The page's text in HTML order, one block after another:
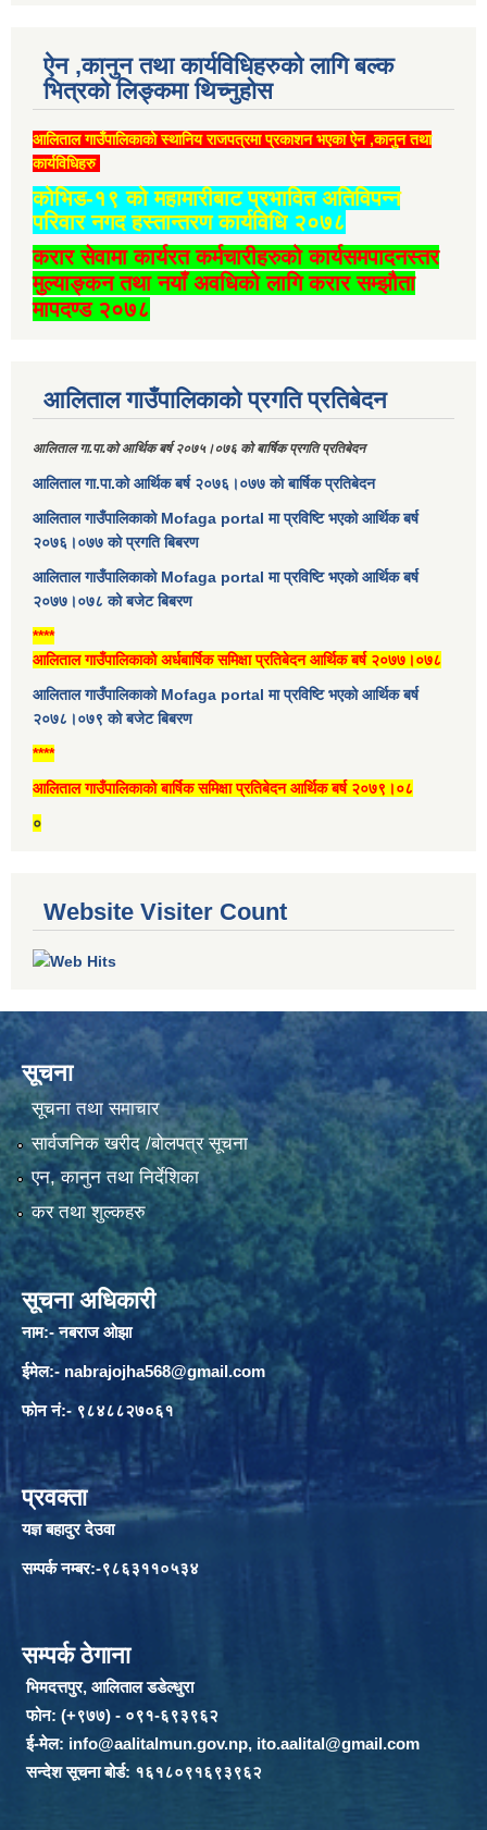
ऐन ,कानुन तथा कार्यविधिहरुको लागि बल्क
भित्रको लिङ्कमा थिच्‍नुहोस
आलिताल गाउँपालिकाको स्थानिय राजपत्रमा प्रकाशन भएका ऐन ,कानुन तथा
कार्यविधिहरु
कोभिड-१९ को महामारीबाट प्रभावित अतिविपन्न
परिवार नगद हस्तान्तरण कार्यविधि २०७८
करार सेवामा कार्यरत कर्मचारीहरुको कार्यसमपादनस्तर
मुल्याङ्कन तथा नयाँ अवधिको लागि करार सम्झौता
मापदण्ड २०७८
आलिताल गाउँपालिकाको प्रगति प्रतिबेदन
आलिताल गा.पा.को आर्थिक बर्ष २०७५।०७६ को बार्षिक प्रगति प्रतिबेदन
आलिताल गा.पा.को आर्थिक बर्ष २०७६।०७७ को बार्षिक प्रतिबेदन
आलिताल गाउँपालिकाको Mofaga portal मा प्रविष्टि भएको आर्थिक बर्ष
२०७६।०७७ को प्रगति बिबरण
आलिताल गाउँपालिकाको Mofaga portal मा प्रविष्टि भएको आर्थिक बर्ष
२०७७।०७८ को बजेट बिबरण
****
आलिताल गाउँपालिकाको अर्धबार्षिक समिक्षा प्रतिबेदन आर्थिक बर्ष २०७७।०७८
आलिताल गाउँपालिकाको Mofaga portal मा प्रविष्टि भएको आर्थिक बर्ष
२०७८।०७९ को बजेट बिबरण
****
आलिताल गाउँपालिकाको बार्षिक समिक्षा प्रतिबेदन आर्थिक बर्ष २०७९।०८
०
Website Visiter Count
सूचना
सूचना तथा समाचार
सार्वजनिक खरीद /बोलपत्र सूचना
एन, कानुन तथा निर्देशिका
कर तथा शुल्कहरु
सूचना अधिकारी
नाम:- नबराज ओझा
ईमेल:- nabrajojha568@gmail.com
फोन नं:- ९८४८८२७०६१
प्रवक्ता
यज्ञ बहादुर देउवा
सम्पर्क नम्बर:-९८६३११०५३४
सम्पर्क ठेगाना
भिमदत्तपुर, आलिताल डडेल्धुरा
फोन: (+९७७) - ०९१-६९३९६२
ई-मेल: info@aalitalmun.gov.np, ito.aalital@gmail.com
सन्देश सूचना बोर्ड: १६१८०९१६९३९६२